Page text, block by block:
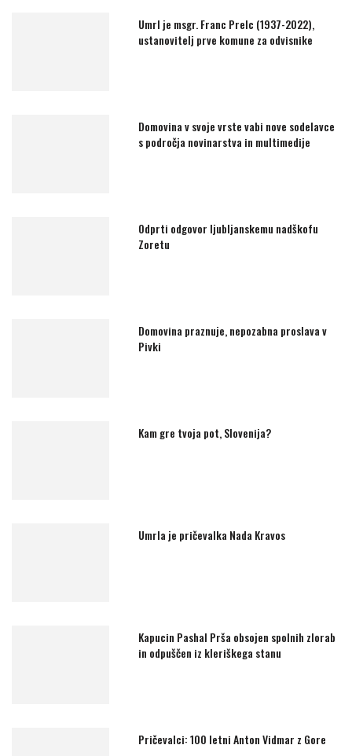
Umrl je msgr. Franc Prelc (1937-2022),
ustanovitelj prve komune za odvisnike
Domovina v svoje vrste vabi nove sodelavce
s področja novinarstva in multimedije
Odprti odgovor ljubljanskemu nadškofu
Zoretu
Domovina praznuje, nepozabna proslava v
Pivki
Kam gre tvoja pot, Slovenija?
Umrla je pričevalka Nada Kravos
Kapucin Pashal Prša obsojen spolnih zlorab
in odpuščen iz kleriškega stanu
Pričevalci: 100 letni Anton Vidmar z Gore